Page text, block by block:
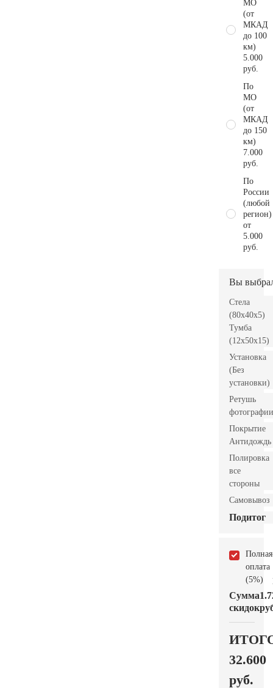
МО
(от
МКАД
до 100
км)
5.000
руб.
По
МО
(от
МКАД
до 150
км)
7.000
руб.
По
России
(любой
регион)
от
5.000
руб.
Вы
Стела
(80x40x5)
Тумба
(12x50x15)
Установка
(Без
установки)
Ретушь
фотографии
Покрытие
Антидождь
Полировка
все
стороны
Самовывоз
Подитог
Полная
оплата
(5%)
Сумма
скидок
32.600
руб.